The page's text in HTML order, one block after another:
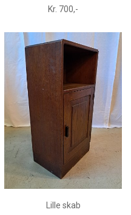
Kr. 700,-
Lille skab